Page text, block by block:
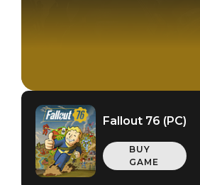
Fallout 76 (PC)
BUY
GAME